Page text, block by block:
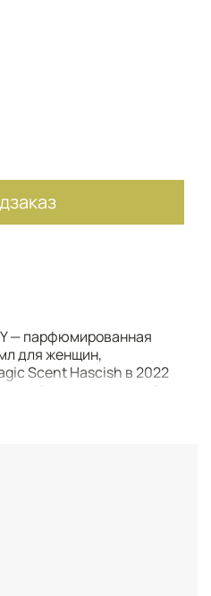
— парфюмированная
для женщин,
Scent Hascish в 2022
с изысканной
ванильно-
цветочной
для холодных
случаев, когда